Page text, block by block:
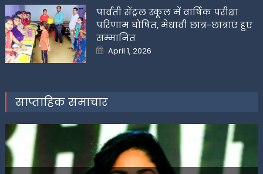
पार्वती सेंट्रल स्कूल में वार्षिक परीक्षा
परिणाम घोषित, मेधावी छात्र-छात्राएं हुए
सम्मानित
Posted
on
April 1, 2026
साप्ताहिक समाचार